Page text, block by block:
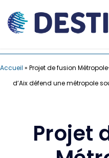
Accueil » Projet de fusion
d’Aix défend une métropole
Projet